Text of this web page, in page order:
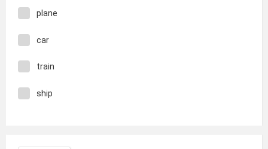
plane
car
train
ship